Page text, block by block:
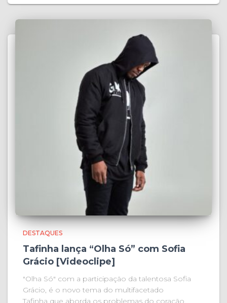
DESTAQUES
Tafinha lança “Olha Só” com Sofia
Grácio [Videoclipe]
"Olha Só" com a participação da talentosa Sofia
Grácio, é o novo tema do multifacetado
Tafinha que aborda os problemas do coração.